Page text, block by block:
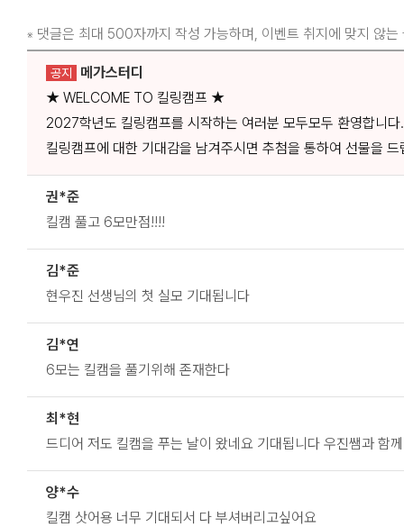
※ 댓글은 최대 500자까지 작성 가능하며, 이벤트 취지에 맞지 않는
공지
메가스터디
★ WELCOME TO 킬링캠프 ★
2027학년도 킬링캠프를 시작하는 여러분 모두모두 환영합니다.
킬링캠프에 대한 기대감을 남겨주시면 추첨을 통하여 선물을 드
권*준
킬캠 풀고 6모만점!!!!
김*준
현우진 선생님의 첫 실모 기대됩니다
김*연
6모는 킬캠을 풀기위해 존재한다
최*현
드디어 저도 킬캠을 푸는 날이 왔네요 기대됩니다 우진쌤과 함
양*수
킬캠 삿어용 너무 기대되서 다 부셔버리고싶어요